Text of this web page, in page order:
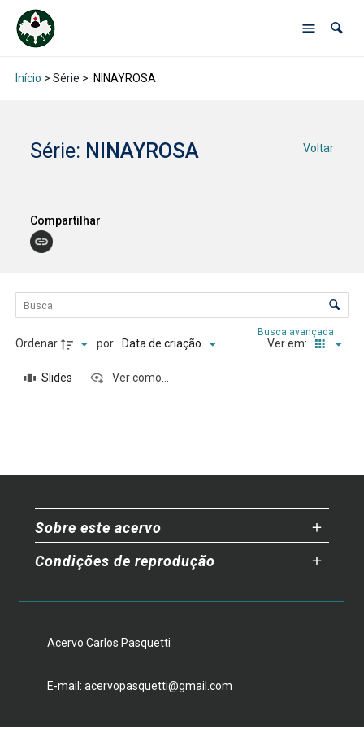
Início > Série > NINAYROSA
Série: NINAYROSA Voltar
Compartilhar
Lista de itens
Controle de ordenação e visualização
Busca avançada
Ordenar por Data de criação Ver em:
Slides Ver como...
Sobre este acervo
Condições de reprodução
Acervo Carlos Pasquetti
E-mail: acervopasquetti@gmail.com